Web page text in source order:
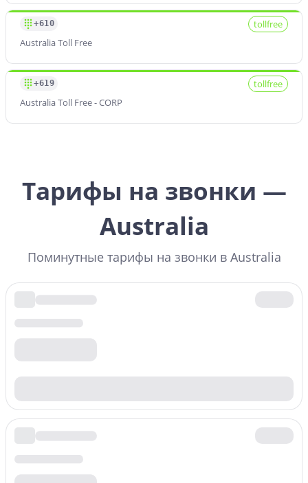
+610
tollfree
Australia Toll Free
+619
tollfree
Australia Toll Free - CORP
Тарифы на звонки —
Australia
Поминутные тарифы на звонки в Australia